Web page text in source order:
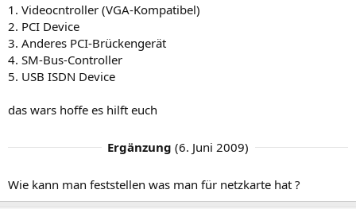
1. Videocntroller (VGA-Kompatibel)
2. PCI Device
3. Anderes PCI-Brückengerät
4. SM-Bus-Controller
5. USB ISDN Device
das wars hoffe es hilft euch
Ergänzung (6. Juni 2009)
Wie kann man feststellen was man für netzkarte hat ?